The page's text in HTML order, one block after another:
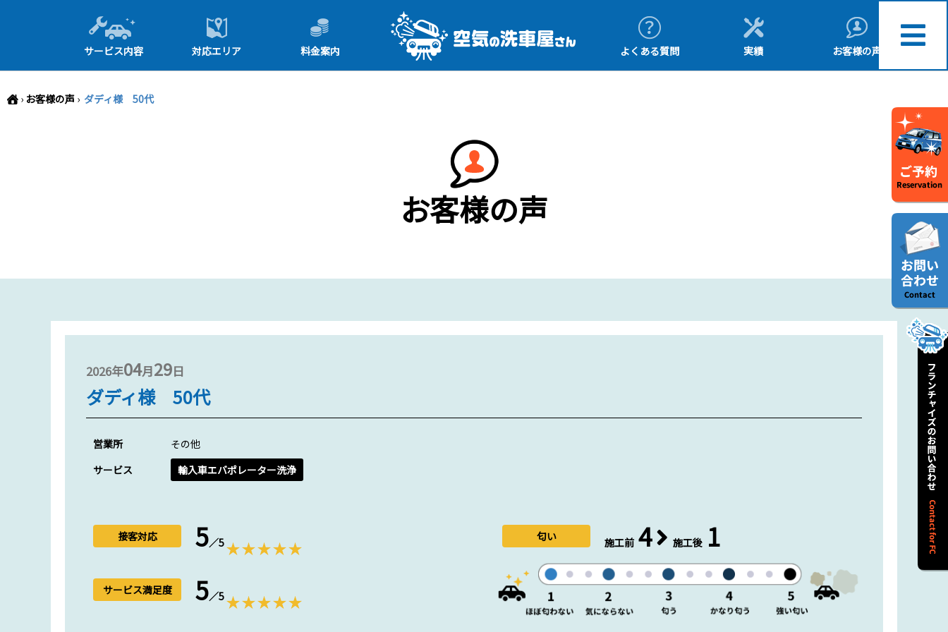
サービス内容 対応エリア 料金案内 よくある質問 実績 お客様の声
› お客様の声 › ダディ様 50代
お客様の声
2026年04月29日
ダディ様 50代
営業所
その他
サービス
輸入車エバポレーター洗浄
接客対応 5／5
サービス満足度 5／5
匂い 施工前 4 施工後 1